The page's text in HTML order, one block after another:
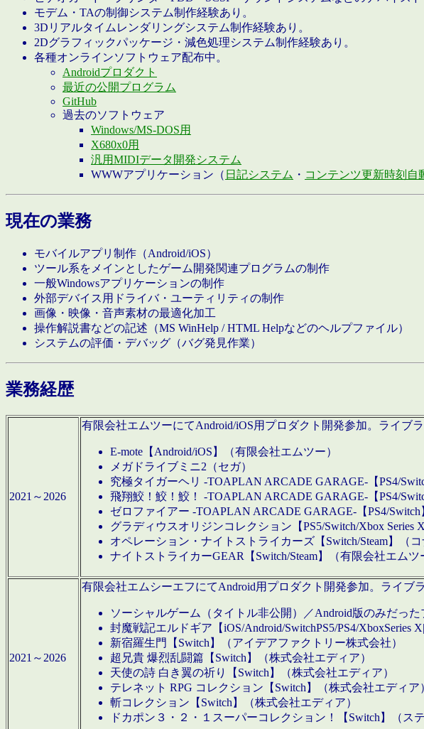
モデム・TAの制御システム制作経験あり。
3Dリアルタイムレンダリングシステム制作経験あり。
2Dグラフィックパッケージ・減色処理システム制作経験あり。
各種オンラインソフトウェア配布中。
Androidプロダクト
最近の公開プログラム
GitHub
過去のソフトウェア
Windows/MS-DOS用
X680x0用
汎用MIDIデータ開発システム
WWWアプリケーション（ 日記システム ・ コンテンツ更新時刻自
現在の業務
モバイルアプリ制作（Android/iOS）
ツール系をメインとしたゲーム開発関連プログラムの制作
一般Windowsアプリケーションの制作
外部デバイス用ドライバ・ユーティリティの制作
画像・映像・音声素材の最適化加工
操作解説書などの記述（MS WinHelp / HTML Helpなどのヘルプファイル）
システムの評価・デバッグ（バグ発見作業）
業務経歴
2021～2026
有限会社エムツーにてAndroid/iOS用プロダクト開発参加。ライブ
E-mote【Android/iOS】（有限会社エムツー）
メガドライブミニ2（セガ）
究極タイガーヘリ -TOAPLAN ARCADE GARAGE-【PS4/
飛翔鮫！鮫！鮫！ -TOAPLAN ARCADE GARAGE-【PS4/
ゼロファイアー -TOAPLAN ARCADE GARAGE-【PS4/Switch
グラディウスオリジンコレクション【PS5/Switch/Xbox Series
オペレーション・ナイトストライカーズ【Switch/Steam】（コ
ナイトストライカーGEAR【Switch/Steam】（有限会社エムツ
2021～2026
有限会社エムシーエフにてAndroid用プロダクト開発参加。ライブ
ソーシャルゲーム（タイトル非公開）／Android版のみだっ
封魔戦記エルドギア【iOS/Android/SwitchPS5/PS4/XboxSeries
新宿羅生門【Switch】（アイデアファクトリー株式会社）
超兄貴 爆烈乱闘篇【Switch】（株式会社エディア）
天使の詩 白き翼の祈り【Switch】（株式会社エディア）
テレネット RPG コレクション【Switch】（株式会社エディア
斬コレクション【Switch】（株式会社エディア）
ドカポン３・２・１スーパーコレクション！【Switch】（ステ